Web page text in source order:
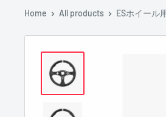
Home All products ESホイール